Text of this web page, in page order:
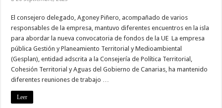
El consejero delegado, Agoney Piñero, acompañado de varios
responsables de la empresa, mantuvo diferentes encuentros en la isla
para abordar la nueva convocatoria de fondos de la UE La empresa
pública Gestión y Planeamiento Territorial y Medioambiental
(Gesplan), entidad adscrita a la Consejería de Política Territorial,
Cohesión Territorial y Aguas del Gobierno de Canarias, ha mantenido
diferentes reuniones de trabajo …
Leer